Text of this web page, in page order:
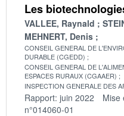
Les
VALLEE, Raynald
MEHNERT, Denis
CONSEIL GENERAL DE
DURABLE (CGEDD)
CONSEIL GENERAL DE
ESPACES RURAUX (CGAAER)
INSPECTION GENERALE DES
Rapport: juin 2022 Mise
n°014060-01